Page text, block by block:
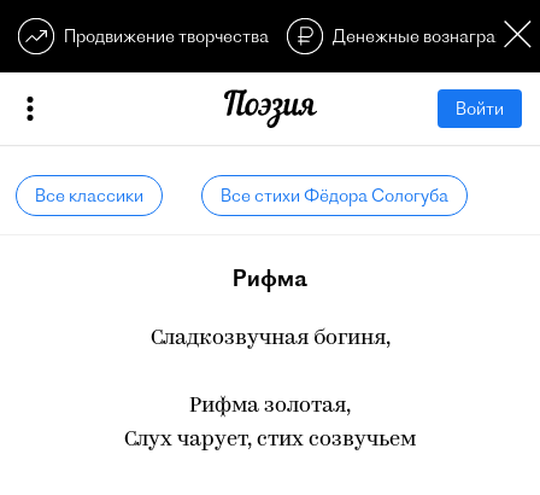
Продвижение творчества Денежные
Войти
Все классики Все стихи Фёдора Сологуба
Рифма
Сладкозвучная богиня,
Рифма золотая,
Слух чарует, стих созвучьем